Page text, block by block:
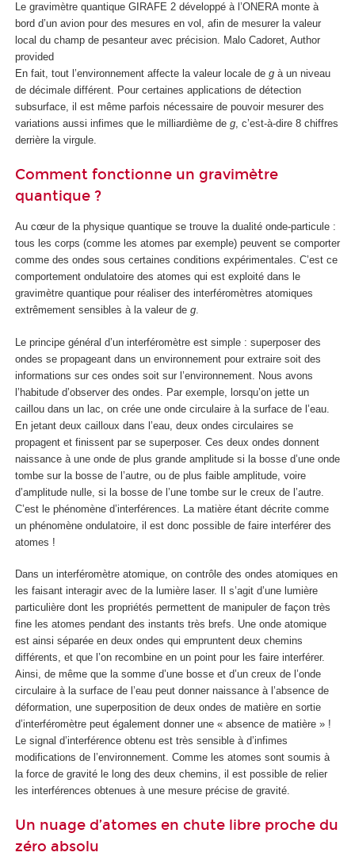
Le gravimètre quantique GIRAFE 2 développé à l’ONERA monte à
bord d’un avion pour des mesures en vol, afin de mesurer la valeur
local du champ de pesanteur avec précision. Malo Cadoret, Author
provided
En fait, tout l’environnement affecte la valeur locale de g à un niveau
de décimale différent. Pour certaines applications de détection
subsurface, il est même parfois nécessaire de pouvoir mesurer des
variations aussi infimes que le milliardième de g, c’est-à-dire 8 chiffres
derrière la virgule.
Comment fonctionne un gravimètre
quantique ?
Au cœur de la physique quantique se trouve la dualité onde-particule :
tous les corps (comme les atomes par exemple) peuvent se comporter
comme des ondes sous certaines conditions expérimentales. C’est ce
comportement ondulatoire des atomes qui est exploité dans le
gravimètre quantique pour réaliser des interféromètres atomiques
extrêmement sensibles à la valeur de g.
Le principe général d’un interféromètre est simple : superposer des
ondes se propageant dans un environnement pour extraire soit des
informations sur ces ondes soit sur l’environnement. Nous avons
l’habitude d’observer des ondes. Par exemple, lorsqu’on jette un
caillou dans un lac, on crée une onde circulaire à la surface de l’eau.
En jetant deux cailloux dans l’eau, deux ondes circulaires se
propagent et finissent par se superposer. Ces deux ondes donnent
naissance à une onde de plus grande amplitude si la bosse d’une onde
tombe sur la bosse de l’autre, ou de plus faible amplitude, voire
d’amplitude nulle, si la bosse de l’une tombe sur le creux de l’autre.
C’est le phénomène d’interférences. La matière étant décrite comme
un phénomène ondulatoire, il est donc possible de faire interférer des
atomes !
Dans un interféromètre atomique, on contrôle des ondes atomiques en
les faisant interagir avec de la lumière laser. Il s’agit d’une lumière
particulière dont les propriétés permettent de manipuler de façon très
fine les atomes pendant des instants très brefs. Une onde atomique
est ainsi séparée en deux ondes qui empruntent deux chemins
différents, et que l’on recombine en un point pour les faire interférer.
Ainsi, de même que la somme d’une bosse et d’un creux de l’onde
circulaire à la surface de l’eau peut donner naissance à l’absence de
déformation, une superposition de deux ondes de matière en sortie
d’interféromètre peut également donner une « absence de matière » !
Le signal d’interférence obtenu est très sensible à d’infimes
modifications de l’environnement. Comme les atomes sont soumis à
la force de gravité le long des deux chemins, il est possible de relier
les interférences obtenues à une mesure précise de gravité.
Un nuage d’atomes en chute libre proche du
zéro absolu